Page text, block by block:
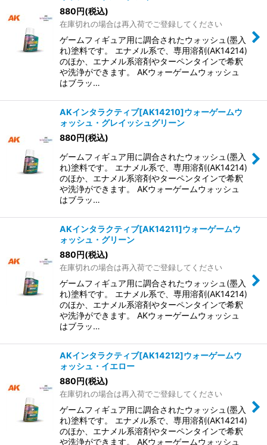
880円(税込)
在庫切れの場合は再入荷でご登録してください
ゲームフィギュア用に調合されたウォッシュ(墨入
れ)塗料です。 エナメル系で、専用溶剤(AK14214)
のほか、エナメル系溶剤やターペンタインで希釈
や洗浄ができます。 AKウォーゲームウォッシュ
はブラッ…
AKインタラクティブ[AK14210]ウォーゲームウ
ォッシュ・グレイッシュグリーン
880円(税込)
ゲームフィギュア用に調合されたウォッシュ(墨入
れ)塗料です。 エナメル系で、専用溶剤(AK14214)
のほか、エナメル系溶剤やターペンタインで希釈
や洗浄ができます。 AKウォーゲームウォッシュ
はブラッ…
AKインタラクティブ[AK14211]ウォーゲームウ
ォッシュ・グリーン
880円(税込)
在庫切れの場合は再入荷でご登録してください
ゲームフィギュア用に調合されたウォッシュ(墨入
れ)塗料です。 エナメル系で、専用溶剤(AK14214)
のほか、エナメル系溶剤やターペンタインで希釈
や洗浄ができます。 AKウォーゲームウォッシュ
はブラッ…
AKインタラクティブ[AK14212]ウォーゲームウ
ォッシュ・イエロー
880円(税込)
在庫切れの場合は再入荷でご登録してください
ゲームフィギュア用に調合されたウォッシュ(墨入
れ)塗料です。 エナメル系で、専用溶剤(AK14214)
のほか、エナメル系溶剤やターペンタインで希釈
や洗浄ができます。 AKウォーゲームウォッシュ